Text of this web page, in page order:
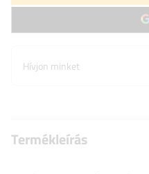
Hívjon minket
Termékleírás